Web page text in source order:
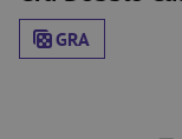
GRA